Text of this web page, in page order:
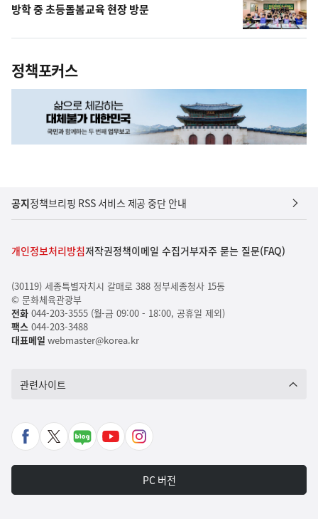
방학 중 초등돌봄교육 현장 방문
정책포커스
공지정책브리핑 RSS 서비스 제공 중단 안내
개인정보처리방침저작권정책이메일 수집거부자주 묻는 질문(FAQ)
(30119) 세종특별자치시 갈매로 388 정부세종청사 15동
© 문화체육관광부
전화044-203-3555 (월-금 09:00 - 18:00, 공휴일 제외)
팩스044-203-3488
대표메일 webmaster@korea.kr
관련사이트
페
북
X
가
네
포
유
바
인
타
그
PC 버전